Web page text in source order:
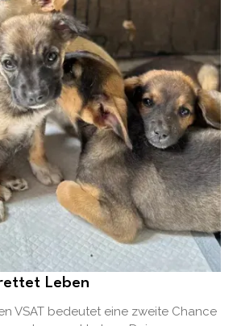
Leben
VSAT bedeutet eine zweite Chance